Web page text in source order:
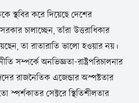
স্থবির করে দিয়েছে দেশের
চালাচ্ছেন, তাঁরা উত্তরাধিকার
তা রাতারাতি ভালো হওয়ার নয়।
সম্পর্কে অনভিজ্ঞতা-রাষ্ট্রপরিচালনার
রাজনৈতিক এজেন্ডার অস্পষ্টতার
স্পর্শকাতর সেক্টরে স্থিতিশীলতার